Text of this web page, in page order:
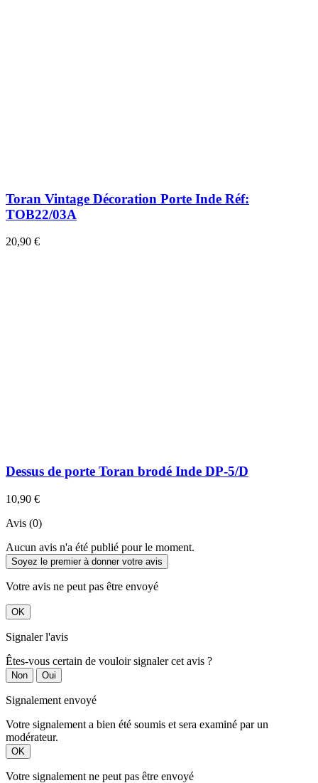
Toran Vintage Décoration Porte Inde Réf:
TOB22/03A
20,90 €
Dessus de porte Toran brodé Inde DP-5/D
10,90 €
Avis (0)
Aucun avis n'a été publié pour le moment.
Soyez le premier à donner votre avis
Votre avis ne peut pas être envoyé
OK
Signaler l'avis
Êtes-vous certain de vouloir signaler cet avis ?
Non Oui
Signalement envoyé
Votre signalement a bien été soumis et sera examiné par un
modérateur.
OK
Votre signalement ne peut pas être envoyé